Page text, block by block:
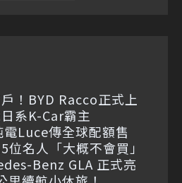
！BYD Racco正式上
系K-Car霸主
Luce傳全球配額售
名人「大概不會買」
Benz GLA 正式亮